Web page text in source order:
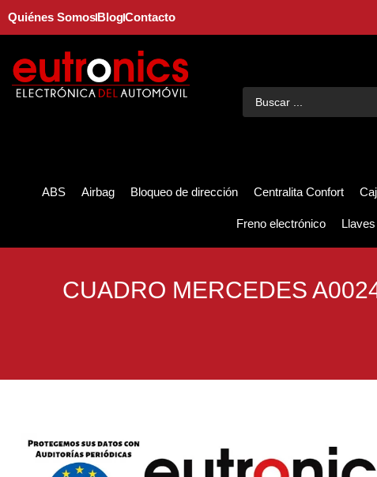
Quiénes SomosBlogContacto
ABS Airbag Bloqueo de dirección Centralita Confort
Freno electrónico
CUADRO MERCEDES